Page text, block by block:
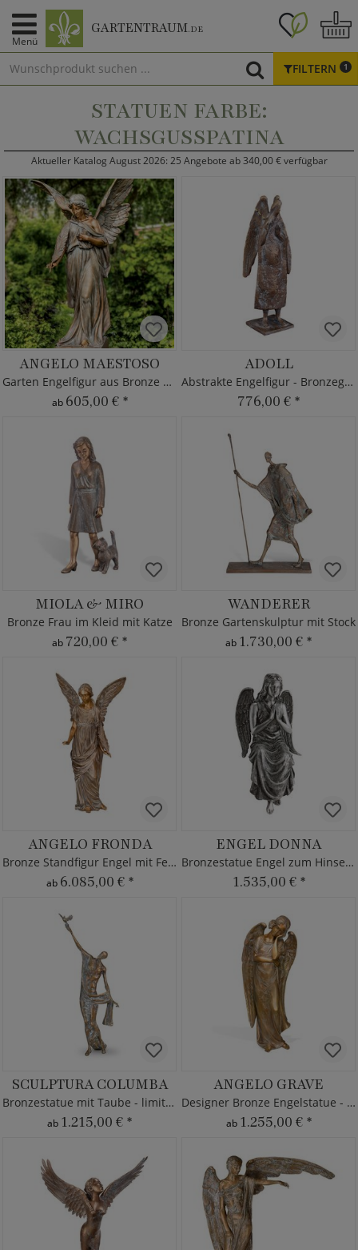
Menü
GARTENTRAUM.DE
FILTERN 1
STATUEN FARBE:
WACHSGUSSPATINA
Aktueller Katalog August 2026: 25 Angebote ab 340,00 € verfügbar
ANGELO MAESTOSO
Garten Engelfigur aus Bronze mit Feder
ab 605,00 € *
ADOLL
Abstrakte Engelfigur - Bronzeguss
776,00 € *
MIOLA & MIRO
Bronze Frau im Kleid mit Katze
ab 720,00 € *
WANDERER
Bronze Gartenskulptur mit Stock
ab 1.730,00 € *
ANGELO FRONDA
Bronze Standfigur Engel mit Feder
ab 6.085,00 € *
ENGEL DONNA
Bronzestatue Engel zum Hinsetzen
1.535,00 € *
SCULPTURA COLUMBA
Bronzestatue mit Taube - limitiert
ab 1.215,00 € *
ANGELO GRAVE
Designer Bronze Engelstatue - limitiert
ab 1.255,00 € *